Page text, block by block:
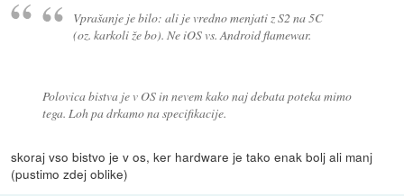
Vprašanje je bilo: ali je vredno menjati z S2 na 5C
(oz. karkoli že bo). Ne iOS vs. Android flamewar.
Polovica bistva je v OS in nevem kako naj debata poteka mimo
tega. Loh pa drkamo na specifikacije.
skoraj vso bistvo je v os, ker hardware je tako enak bolj ali manj
(pustimo zdej oblike)